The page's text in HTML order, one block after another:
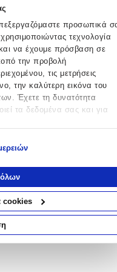
προσωπικά
τεχνολογία
να έχουμε πρόσβαση σε
την προβολή
τις μετρήσεις
την καλύτερη εικόνα του
Έχετε τη δυνατότητα
τα δεδομένα σας και για
ακριβείς σε απόσταση
σας σαρώνοντας ενεργά για
αποτύπωμα)
επεξεργασίας των
τις προτιμήσεις σας
cookies